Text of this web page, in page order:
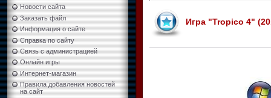
Новости сайта
Заказать файл
Информация о сайте
Справка по сайту
Связь с администрацией
Онлайн игры
Интернет-магазин
Правила добавления новостей
на сайт
Игра "Tropico 4"